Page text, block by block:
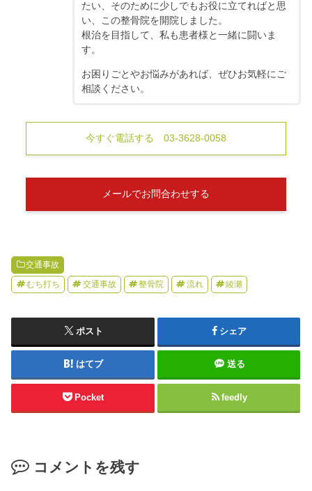
たい、そのために少しでもお役に立てればと思
い、この整骨院を開院しました。
根治を目指して、私も患者様と一緒に闘いま
す。
お困りごとやお悩みがあれば、ぜひお気軽にご
相談ください。
今すぐ電話する 03-3628-0058
メールでお問合わせする
交通事故
むち打ち 交通事故 整骨院 流れ 綾瀬
ポスト シェア
はてブ 送る
Pocket feedly
コメントを残す